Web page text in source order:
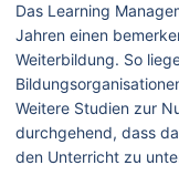
Das Learning
Jahren einen
Weiterbildung. So
Weitere Studien zur
durchgehend, dass
den Unterricht zu